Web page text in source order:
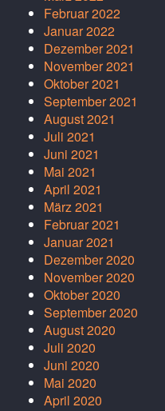
Februar 2022
Januar 2022
Dezember 2021
November 2021
Oktober 2021
September 2021
August 2021
Juli 2021
Juni 2021
Mai 2021
April 2021
März 2021
Februar 2021
Januar 2021
Dezember 2020
November 2020
Oktober 2020
September 2020
August 2020
Juli 2020
Juni 2020
Mai 2020
April 2020